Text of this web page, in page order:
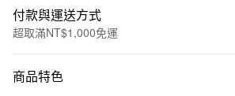
付款與運送方式
超取滿NT$1,000免運
信用卡一次付款
商品特色